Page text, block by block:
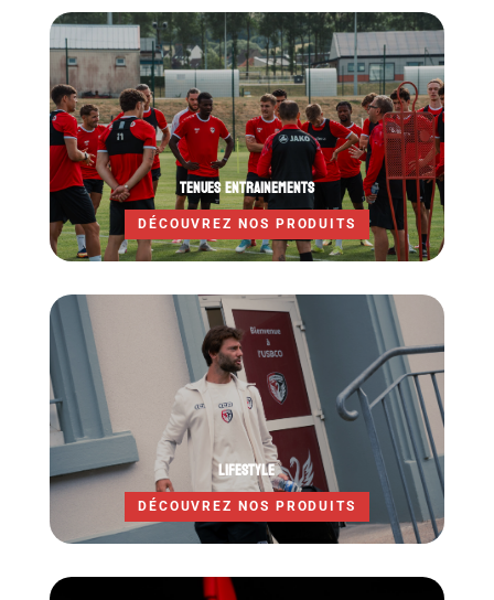
TENUES ENTRAINEMENTS
DÉCOUVREZ NOS PRODUITS
LIFESTYLE
DÉCOUVREZ NOS PRODUITS